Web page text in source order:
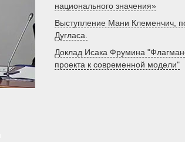
национального значения»
Выступление Мани Клеменчич,
Дугласа.
Доклад Исака Фрумина
проекта к современной модели"